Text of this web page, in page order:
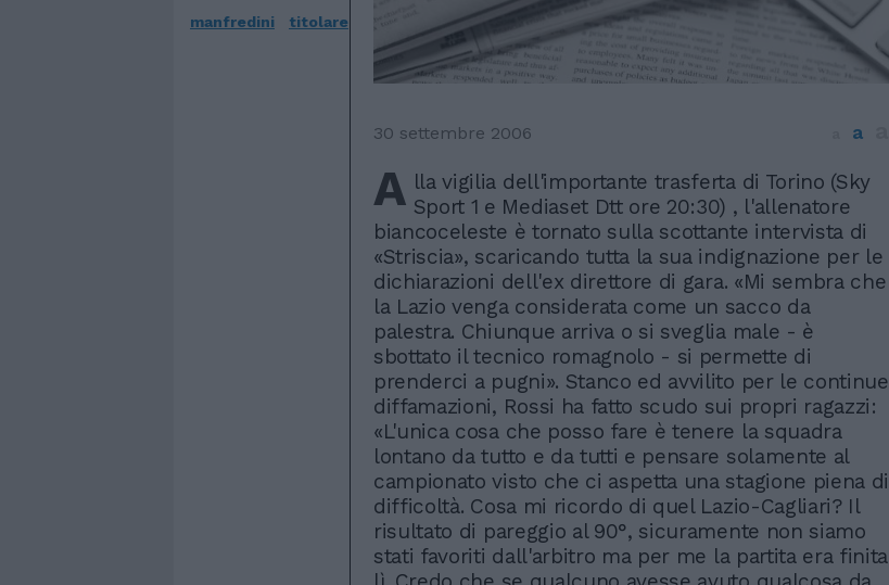
manfredini
titolare
30 settembre 2006 a
A lla vigilia dell'importante trasferta di Torino (Sky
Sport 1 e Mediaset Dtt ore 20:30) , l'allenatore
biancoceleste è tornato sulla scottante intervista di
«Striscia», scaricando tutta la sua indignazione per le
dichiarazioni dell'ex direttore di gara. «Mi sembra che
la Lazio venga considerata come un sacco da
palestra. Chiunque arriva o si sveglia male - è
sbottato il tecnico romagnolo - si permette di
prenderci a pugni». Stanco ed avvilito per le continue
diffamazioni, Rossi ha fatto scudo sui propri ragazzi:
«L'unica cosa che posso fare è tenere la squadra
lontano da tutto e da tutti e pensare solamente al
campionato visto che ci aspetta una stagione piena di
difficoltà. Cosa mi ricordo di quel Lazio-Cagliari? Il
risultato di pareggio al 90°, sicuramente non siamo
stati favoriti dall'arbitro ma per me la partita era finita